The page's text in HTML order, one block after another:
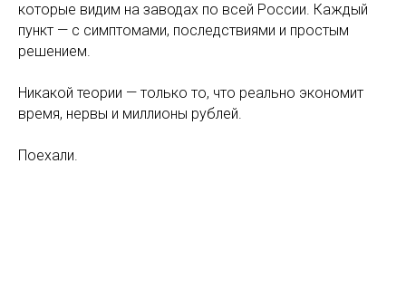
которые видим на заводах по всей России. Каждый
пункт — с симптомами, последствиями и простым
решением.
Никакой теории — только то, что реально экономит
время, нервы и миллионы рублей.
Поехали.